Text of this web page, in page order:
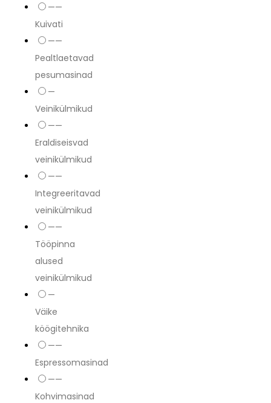
——
Kuivati
——
Pealtlaetavad
pesumasinad
—
Veinikülmikud
——
Eraldiseisvad
veinikülmikud
——
Integreeritavad
veinikülmikud
——
Tööpinna
alused
veinikülmikud
—
Väike
köögitehnika
——
Espressomasinad
——
Kohvimasinad